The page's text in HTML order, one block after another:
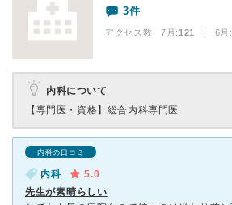
3件
アクセス数 7月:121 | 6月:
内科について
【専門医・資格】 総合内科専門医
内科の口コミ
内科
5.0
先生が素晴らしい